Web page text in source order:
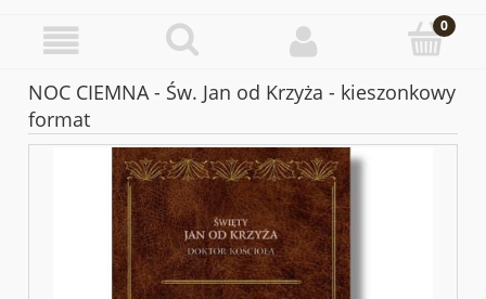
NOC CIEMNA - Św. Jan od Krzyża - kieszonkowy
format